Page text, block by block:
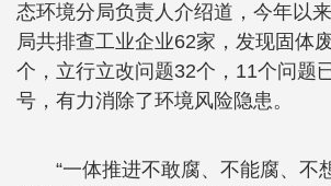
态环境分局负责人介绍道，今年以
局共排查工业企业62家，发现固体
个，立行立改问题32个，11个问题
号，有力消除了环境风险隐患。
“一体推进不敢腐、不能腐、不